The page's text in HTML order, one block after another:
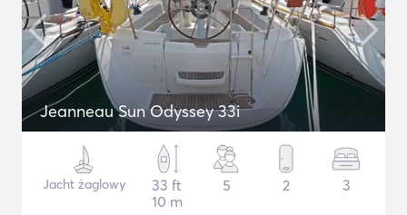
Jeanneau Sun Odyssey 33i
Jacht żaglowy
33 ft
10 m
5 2 3